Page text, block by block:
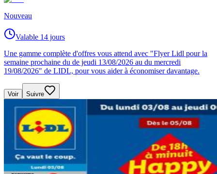
Nouveau
Valable 14 jours
Une gamme complète d'offres vous attend avec "Flyer Lidl pour la
semaine prochaine du de jeudi 13/08/2026 au du mercredi
19/08/2026" de LIDL, pour vous aider à économiser davantage.
Voir Suivre